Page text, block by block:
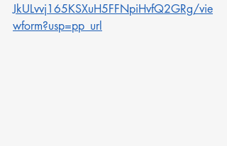
JkULvvj165KSXuH5FFNpiHvfQ2GRg/vie
wform?usp=pp_url